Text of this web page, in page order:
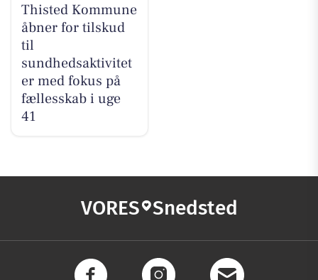
Thisted Kommune
åbner for tilskud
til
sundhedsaktivitet
er med fokus på
fællesskab i uge
41
VORES Snedsted